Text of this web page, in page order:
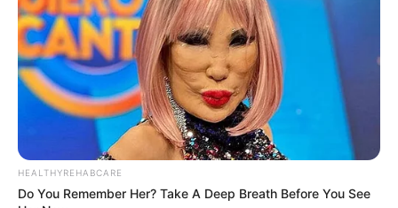
Saudara Perempuan: –
Pacar
Tidak diketahui pasti berapa total kekayaan Haram, kekayaannya
berasal dari kariernya sebagai penyanyi.
HEALTHYREHABCARE
Do You Remember Her? Take A Deep Breath Before You See